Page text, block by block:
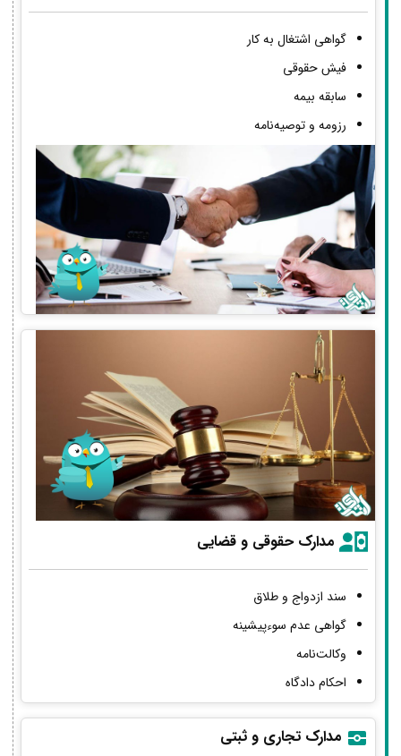
گواهی اشتغال به کار
فیش حقوقی
سابقه بیمه
رزومه و توصیه‌نامه
مدارک حقوقی و قضایی
سند ازدواج و طلاق
گواهی عدم سوءپیشینه
وکالت‌نامه
احکام دادگاه
مدارک تجاری و ثبتی